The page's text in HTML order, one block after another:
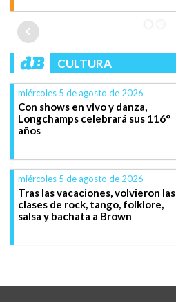
CULTURA
miércoles 5 de agosto de 2026
Con shows en vivo y danza,
Longchamps celebrará sus 116°
años
miércoles 5 de agosto de 2026
Tras las vacaciones, volvieron las
clases de rock, tango, folklore,
salsa y bachata a Brown